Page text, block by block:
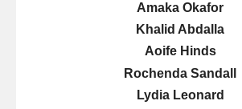
Amaka Okafor
Khalid Abdalla
Aoife Hinds
Rochenda Sandall
Lydia Leonard